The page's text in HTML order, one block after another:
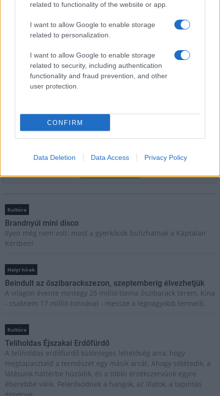
related to functionality of the website or app.
I want to allow Google to enable storage
related to personalization.
I want to allow Google to enable storage
related to security, including authentication
functionality and fraud prevention, and other
user protection.
CONFIRM
Data Deletion Data Access Privacy Policy
Feliratkozom a hírlevélre és elfogadom azadatvédelmi
Kultúra
Brandnyúl mini disco
Ilyen még nem volt: most a gyerkőcök bulizhatnak a Káptalan
Kertben!
Helyi hírek
Beindult az őszibarackszezon, szeptemberig élvezhetjük
A világon évente mintegy 25 millió tonna őszibarack terem, Kína
- csaknem 17 millió tonnával - messze a legnagyobb termelő.
Kultúra
Teliholdas Éjszakai Erdőfürdő
A teliholdas erdőfürdő különleges lehetőség arra, hogy
megtapasztald a természet egy másik arcát. Ahogy sötétedik, a
látásunk háttérbe húzódik, és a többi érzékszervünk egyre
éberebbé válik. Felerősödnek a hangok, az illatok, a tapintás